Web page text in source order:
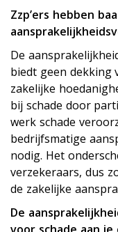
Zzp’ers hebben
De
biedt geen dekking
zakelijke
bij schade door
werk schade
bedrijfsmatige
nodig. Het
verzekeraars, dus
de zakelijke
De